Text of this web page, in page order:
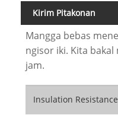
Kirim Pitakonan
Mangga bebas
ngisor iki. Kita
jam.